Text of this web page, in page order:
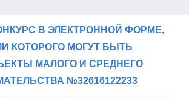
В ЭЛЕКТРОННОЙ ФОРМЕ,
КОТОРОГО МОГУТ БЫТЬ
МАЛОГО И СРЕДНЕГО
№32616122233